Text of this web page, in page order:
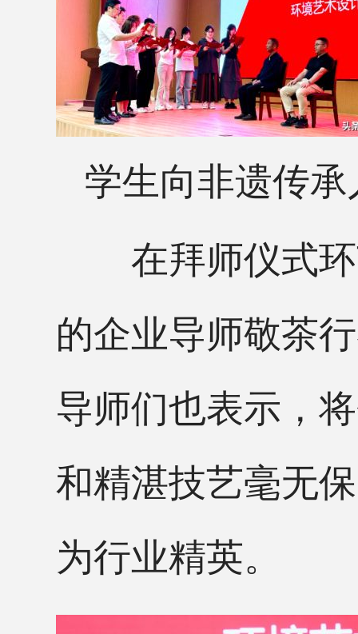
学生向非遗传
在拜师仪式环
的企业导师敬茶
导师们也表示，
和精湛技艺毫无
为行业精英。